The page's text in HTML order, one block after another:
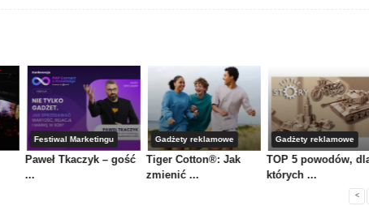
Festiwal Marketingu
Paweł Tkaczyk – gość
...
Gadżety reklamowe
Tiger Cotton®: Jak
zmienić ...
Gadżety reklamowe
TOP 5 powodów,
których ...
<